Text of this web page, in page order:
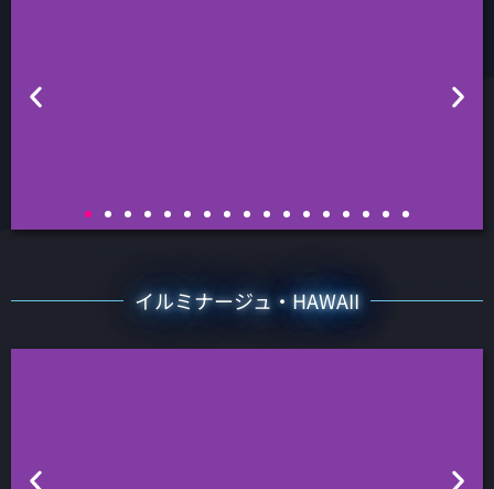
2011年から開催、今年で13年目。 道の駅 神戸フルーツフラワ
イルミナージュ・HAWAII